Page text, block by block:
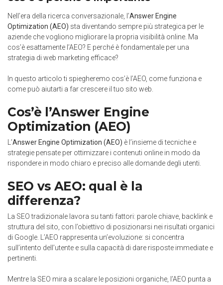
Nell’era della ricerca conversazionale, l’Answer Engine
Optimization (AEO) sta diventando sempre più strategica per le
aziende che vogliono migliorare la propria visibilità online. Ma
cos’è esattamente l’AEO? E perché è fondamentale per una
strategia di web marketing efficace?
In questo articolo ti spiegheremo cos’è l’AEO, come funziona e
come può aiutarti a far crescere il tuo sito web.
Cos’è l’Answer Engine
Optimization (AEO)
L’Answer Engine Optimization (AEO) è l’insieme di tecniche e
strategie pensate per ottimizzare i contenuti online in modo da
rispondere in modo chiaro e preciso alle domande degli utenti.
SEO vs AEO: qual è la
differenza?
La SEO tradizionale lavora su tanti fattori: parole chiave, backlink e
struttura del sito, con l’obiettivo di posizionarsi nei risultati organici
di Google. L’AEO rappresenta un’evoluzione: si concentra
sull’intento dell’utente e sulla capacità di dare risposte immediate e
pertinenti.
Mentre la SEO mira a scalare le posizioni organiche, l’AEO punta a